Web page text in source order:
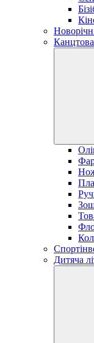
Дитяча